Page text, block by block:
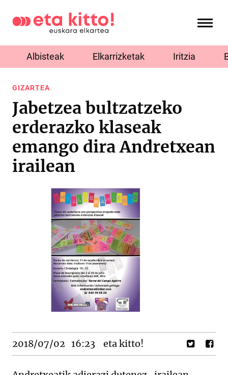
Albisteak Elkarrizketak Iritzia
GIZARTEA
Jabetzea bultzatzeko
erderazko klaseak
emango dira Andretxean
irailean
2018/07/02 16:23 eta kitto!